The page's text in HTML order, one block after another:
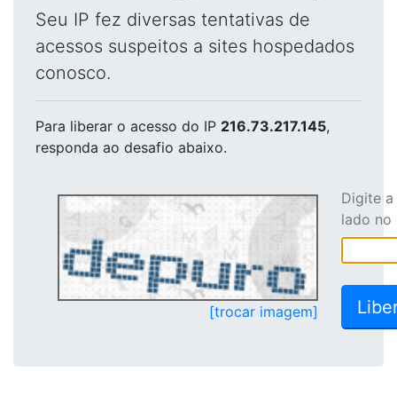
Seu IP fez diversas tentativas de
acessos suspeitos a sites hospedados
conosco.
Para liberar o acesso do IP 216.73.217.145,
responda ao desafio abaixo.
[trocar imagem]
Digite
lado no